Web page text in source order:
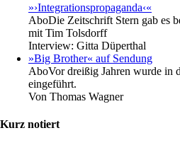
»›Integrationspropaganda‹«
AboDie Zeitschrift Stern gab es
mit Tim Tolsdorff
Interview: Gitta Düperthal
»Big Brother« auf Sendung
AboVor dreißig Jahren wurde in
eingeführt.
Von Thomas Wagner
Kurz notiert